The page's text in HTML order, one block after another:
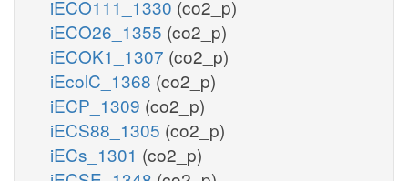
iECO111_1330 (co2_p)
iECO26_1355 (co2_p)
iECOK1_1307 (co2_p)
iEcolC_1368 (co2_p)
iECP_1309 (co2_p)
iECS88_1305 (co2_p)
iECs_1301 (co2_p)